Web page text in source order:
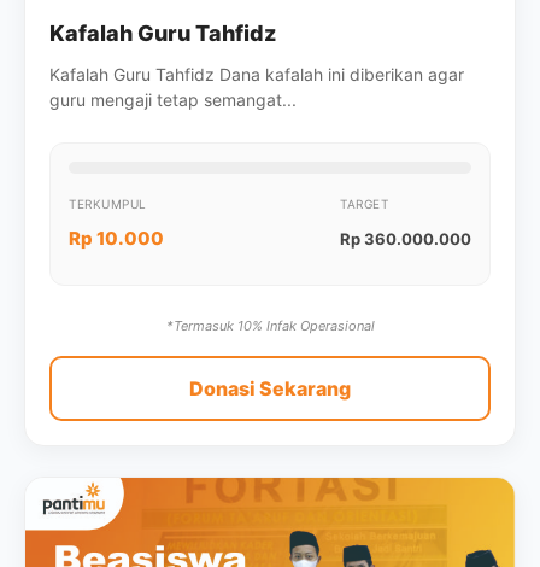
Kafalah Guru Tahfidz
Kafalah Guru Tahfidz Dana kafalah ini diberikan agar
guru mengaji tetap semangat...
TERKUMPUL
Rp 10.000
TARGET
Rp 360.000.000
*Termasuk 10% Infak Operasional
Donasi Sekarang